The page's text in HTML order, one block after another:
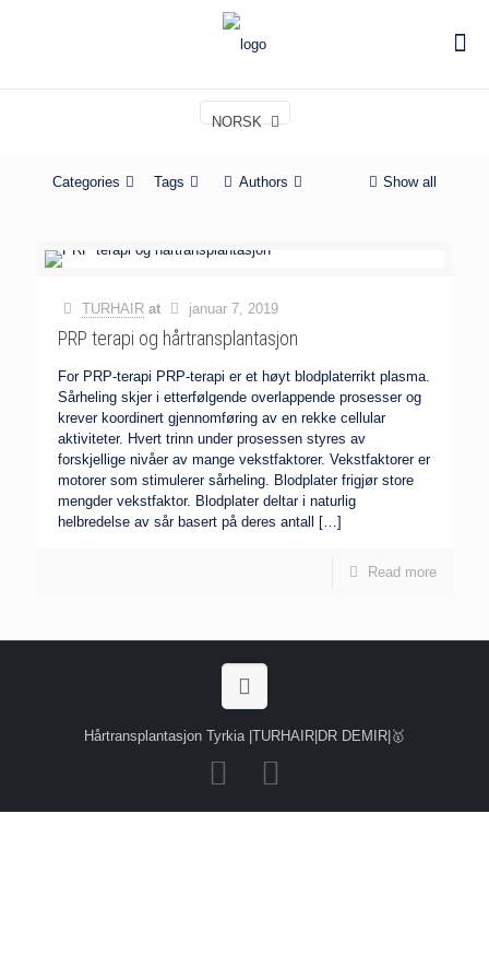
NORSK
Categories Tags Authors Show all
TURHAIR at januar 7, 2019
PRP terapi og hårtransplantasjon
For PRP-terapi PRP-terapi er et høyt blodplaterrikt plasma.
Sårheling skjer i etterfølgende overlappende prosesser og
krever koordinert gjennomføring av en rekke cellular
aktiviteter. Hvert trinn under prosessen styres av
forskjellige nivåer av mange vekstfaktorer. Vekstfaktorer er
motorer som stimulerer sårheling. Blodplater frigjør store
mengder vekstfaktor. Blodplater deltar i naturlig
helbredelse av sår basert på deres antall […]
Read more
Hårtransplantasjon Tyrkia |TURHAIR|DR DEMIR|🥇